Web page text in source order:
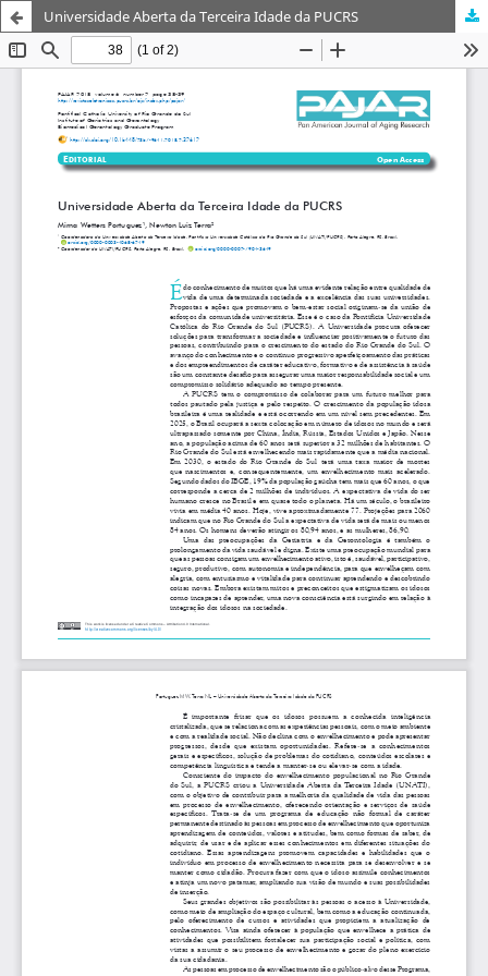
Universidade Aberta da Terceira Idade da PUCRS